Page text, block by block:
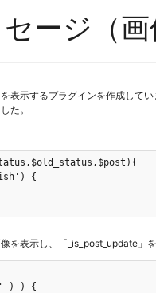
対ージ（
表示するプラグインを作成してい
た。
{
を表示し、「_is_post_update」
) ) {